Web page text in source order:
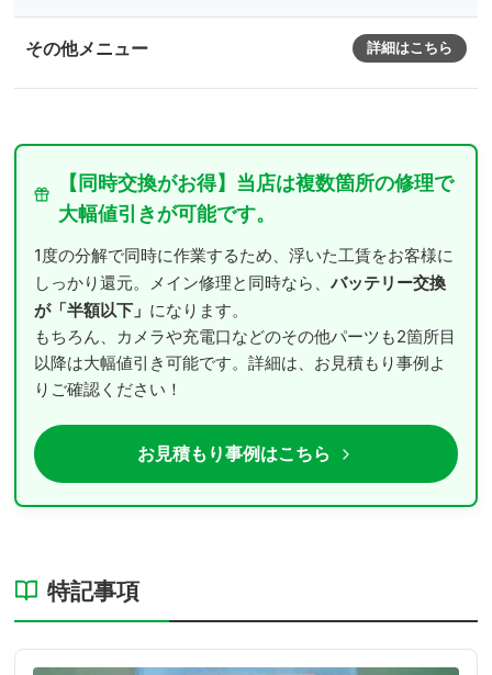
その他メニュー 詳細はこちら
【同時交換がお得】当店は複数箇所の修理で
大幅値引きが可能です。
1度の分解で同時に作業するため、浮いた工賃をお客様に
しっかり還元。メイン修理と同時なら、 バッテリー交換
が「半額以下」 になります。
もちろん、カメラや充電口などのその他パーツも2箇所目
以降は大幅値引き可能です。詳細は、お見積もり事例よ
りご確認ください！
お見積もり事例はこちら
特記事項